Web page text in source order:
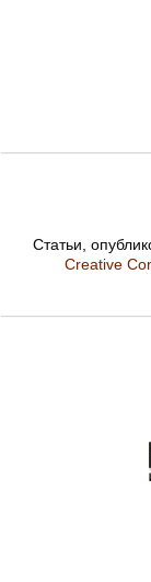
Статьи,
Creative